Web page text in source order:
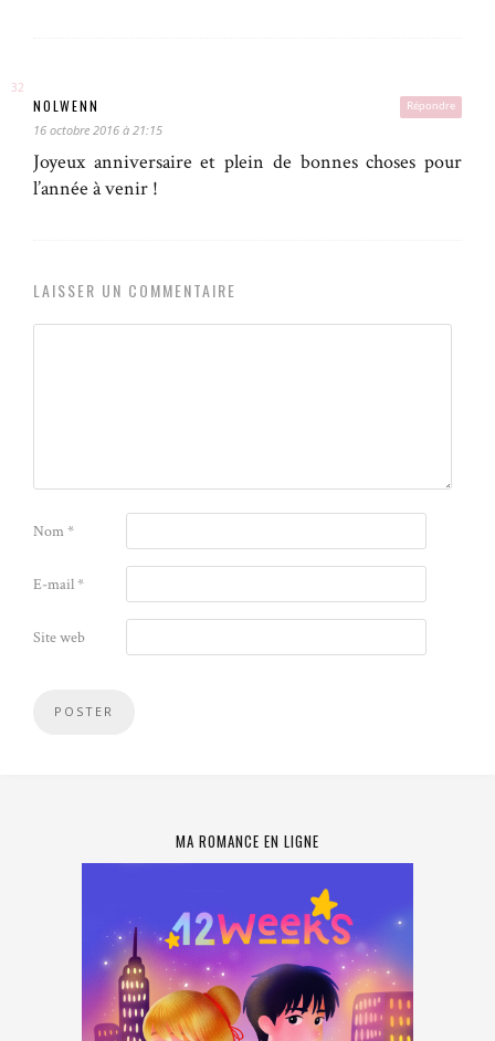
Répondre
NOLWENN
16 octobre 2016 à 21:15
Joyeux anniversaire et plein de bonnes choses pour
l’année à venir !
LAISSER UN COMMENTAIRE
Nom*
E-mail*
Site web
MA ROMANCE EN LIGNE